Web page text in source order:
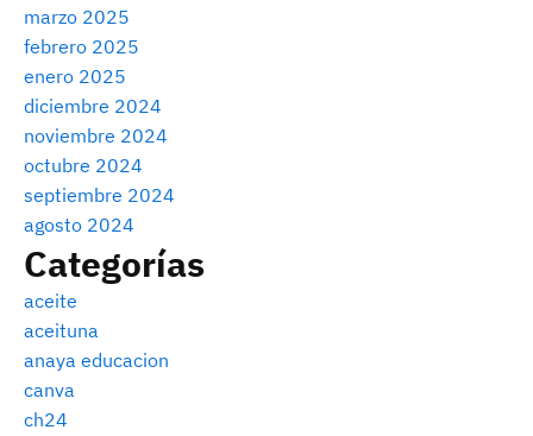
marzo 2025
febrero 2025
enero 2025
diciembre 2024
noviembre 2024
octubre 2024
septiembre 2024
agosto 2024
Categorías
aceite
aceituna
anaya educacion
canva
ch24